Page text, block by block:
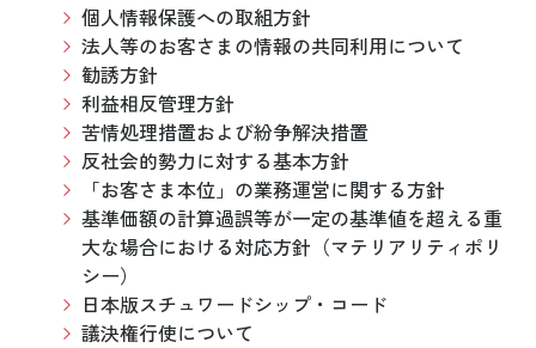
個人情報保護への取組方針
法人等のお客さまの情報の共同利用について
勧誘方針
利益相反管理方針
苦情処理措置および紛争解決措置
反社会的勢力に対する基本方針
「お客さま本位」の業務運営に関する方針
基準価額の計算過誤等が一定の基準値を超える重
大な場合における対応方針（マテリアリティポリ
シー）
日本版スチュワードシップ・コード
議決権行使について